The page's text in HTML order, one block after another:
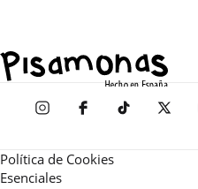
Política de Cookies
Esenciales